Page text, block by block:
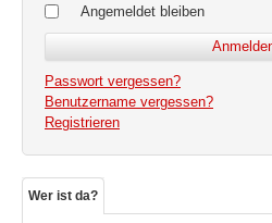
Angemeldet bleiben
Passwort vergessen?
Benutzername vergessen?
Registrieren
Wer ist da?